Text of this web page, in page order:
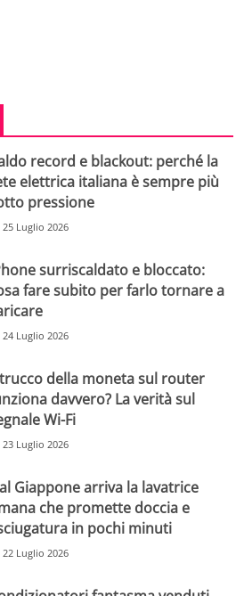
record e blackout: perché la
elettrica italiana è sempre più
pressione
25 Luglio 2026
surriscaldato e bloccato:
fare subito per farlo tornare a
24 Luglio 2026
della moneta sul router
davvero? La verità sul
Wi-Fi
23 Luglio 2026
Giappone arriva la lavatrice
che promette doccia e
in pochi minuti
22 Luglio 2026